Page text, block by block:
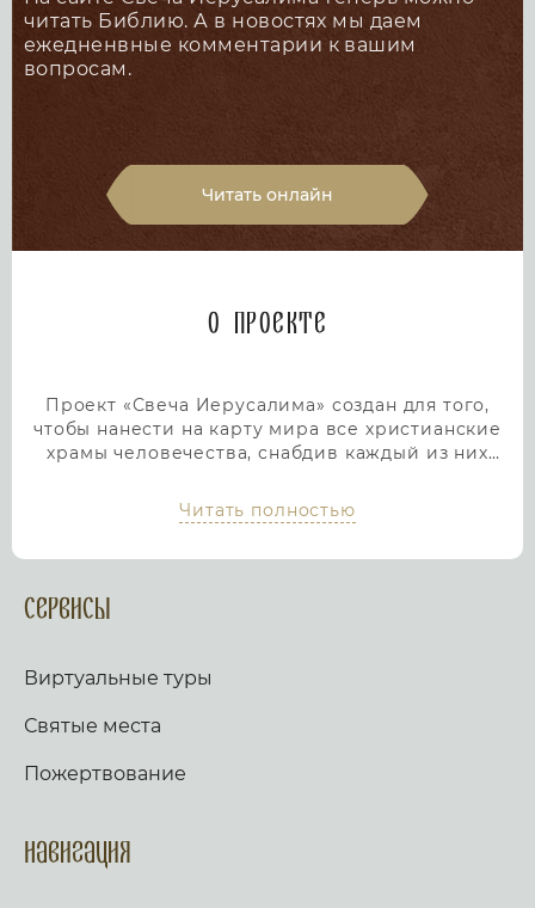
читать Библию. А в новостях мы даем
ежедненвные комментарии к вашим
вопросам.
Читать онлайн
О проекте
Проект «Свеча Иерусалима» создан для того,
чтобы нанести на карту мира все христианские
храмы человечества, снабдив каждый из них
мы дадим людям возможность посетить любой
храм или дольмен не выходя из дома, просто
помощь в возжжения свечей за здравие и
упокой в христианских храмах Иерусалима и
вопросом. Письма помещаются в Стену Плача,
Благодатным огнем.
товаров, освященных на камне Миропомазания.
Читать полностью
Сервисы
Виртуальные туры
Святые места
Пожертвование
Навигация